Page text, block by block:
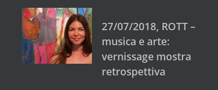
27/07/2018, ROTT –
musica e arte:
vernissage mostra
retrospettiva